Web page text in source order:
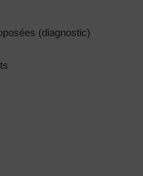
(diagnostic)